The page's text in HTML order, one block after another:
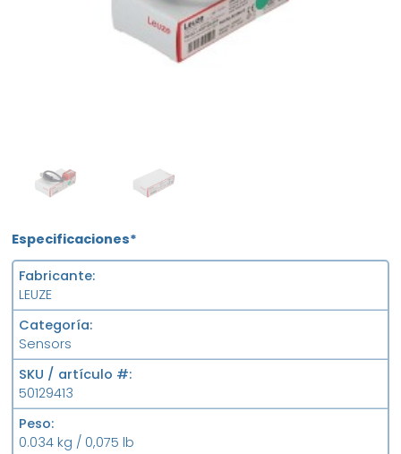
Especificaciones*
Fabricante
LEUZE
Categoría
Sensors
SKU / artículo #
50129413
Peso
0.034 kg / 0,075 lb